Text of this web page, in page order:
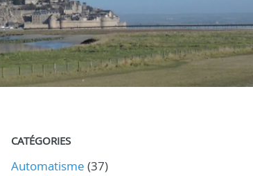
CATÉGORIES
Automatisme (37)